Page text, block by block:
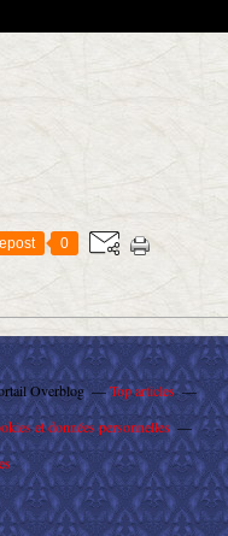
0
Overblog
Top articles
et données personnelles